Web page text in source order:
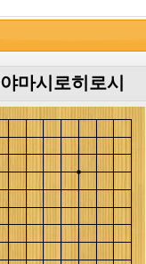
야마시로히로시